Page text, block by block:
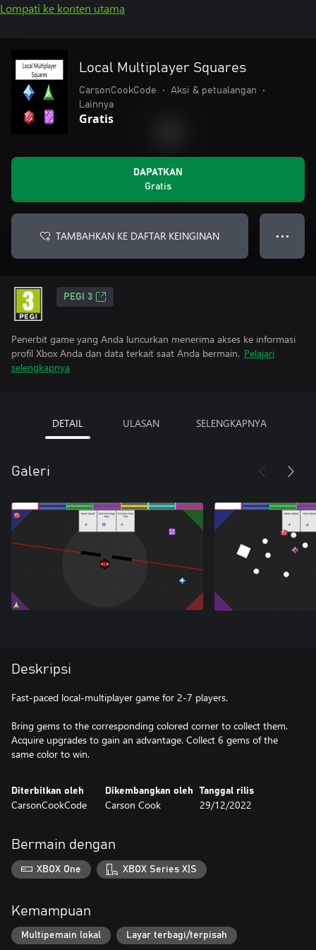
Lompati ke konten utama
Local Multiplayer Squares
CarsonCookCode • Aksi & petualangan
•
Lainnya
Gratis
DAPATKAN
Gratis
TAMBAHKAN KE DAFTAR KEINGINAN ● ● ●
PEGI 3
Penerbit game yang Anda luncurkan menerima akses ke informasi
profil Xbox Anda dan data terkait saat Anda bermain. Pelajari
selengkapnya
DETAIL ULASAN SELENGKAPNYA
Galeri
Deskripsi
Fast-paced local-multiplayer game for 2-7 players.
Bring gems to the corresponding colored corner to collect them.
Acquire upgrades to gain an advantage. Collect 6 gems of the
same color to win.
Diterbitkan oleh
CarsonCookCode
Dikembangkan oleh
Carson Cook
Tanggal rilis
29/12/2022
Bermain dengan
XBOX One XBOX Series X|S
Kemampuan
Multipemain lokal Layar terbagi/terpisah